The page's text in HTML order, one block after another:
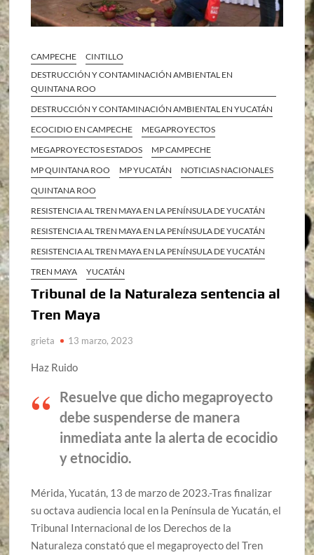
CAMPECHE
CINTILLO
DESTRUCCIÓN Y CONTAMINACIÓN AMBIENTAL EN
QUINTANA ROO
DESTRUCCIÓN Y CONTAMINACIÓN AMBIENTAL EN YUCATÁN
ECOCIDIO EN CAMPECHE
MEGAPROYECTOS
MEGAPROYECTOS ESTADOS
MP CAMPECHE
MP QUINTANA ROO
MP YUCATÁN
NOTICIAS NACIONALES
QUINTANA ROO
RESISTENCIA AL TREN MAYA EN LA PENÍNSULA DE YUCATÁN
RESISTENCIA AL TREN MAYA EN LA PENÍNSULA DE YUCATÁN
RESISTENCIA AL TREN MAYA EN LA PENÍNSULA DE YUCATÁN
TREN MAYA
YUCATÁN
Tribunal de la Naturaleza sentencia al
Tren Maya
grieta 13 marzo, 2023
Haz Ruido
Resuelve que dicho megaproyecto
debe suspenderse de manera
inmediata ante la alerta de ecocidio
y etnocidio.
Mérida, Yucatán, 13 de marzo de 2023.-Tras finalizar
su octava audiencia local en la Península de Yucatán, el
Tribunal Internacional de los Derechos de la
Naturaleza constató que el megaproyecto del Tren